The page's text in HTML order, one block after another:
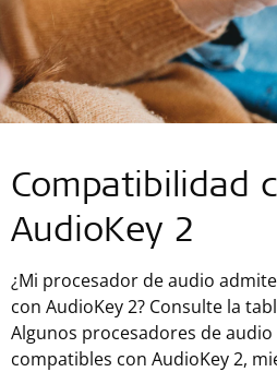
Compatibilidad
AudioKey 2
¿Mi procesador de audio
con AudioKey 2? Consulte la
Algunos procesadores de
compatibles con AudioKey 2,